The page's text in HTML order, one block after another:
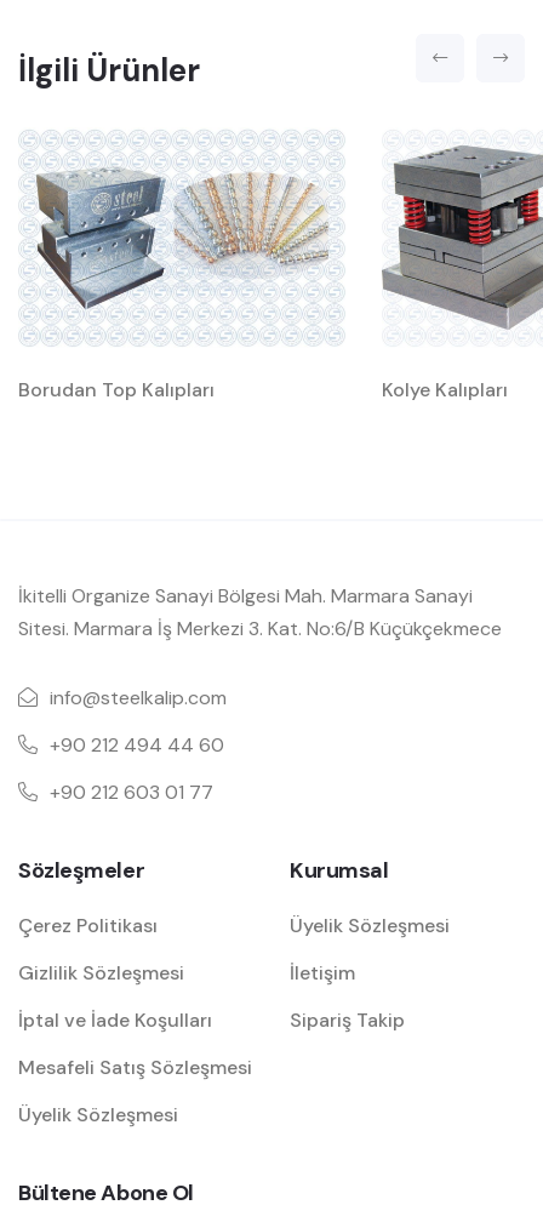
İlgili Ürünler
Borudan Top Kalıpları Kolye Kalıpları
İkitelli Organize Sanayi Bölgesi Mah. Marmara Sanayi
Sitesi. Marmara İş Merkezi 3. Kat. No:6/B Küçükçekmece
info@steelkalip.com
+90 212 494 44 60
+90 212 603 01 77
Sözleşmeler
Çerez Politikası
Gizlilik Sözleşmesi
İptal ve İade Koşulları
Mesafeli Satış Sözleşmesi
Üyelik Sözleşmesi
Kurumsal
Üyelik Sözleşmesi
İletişim
Sipariş Takip
Bültene Abone Ol